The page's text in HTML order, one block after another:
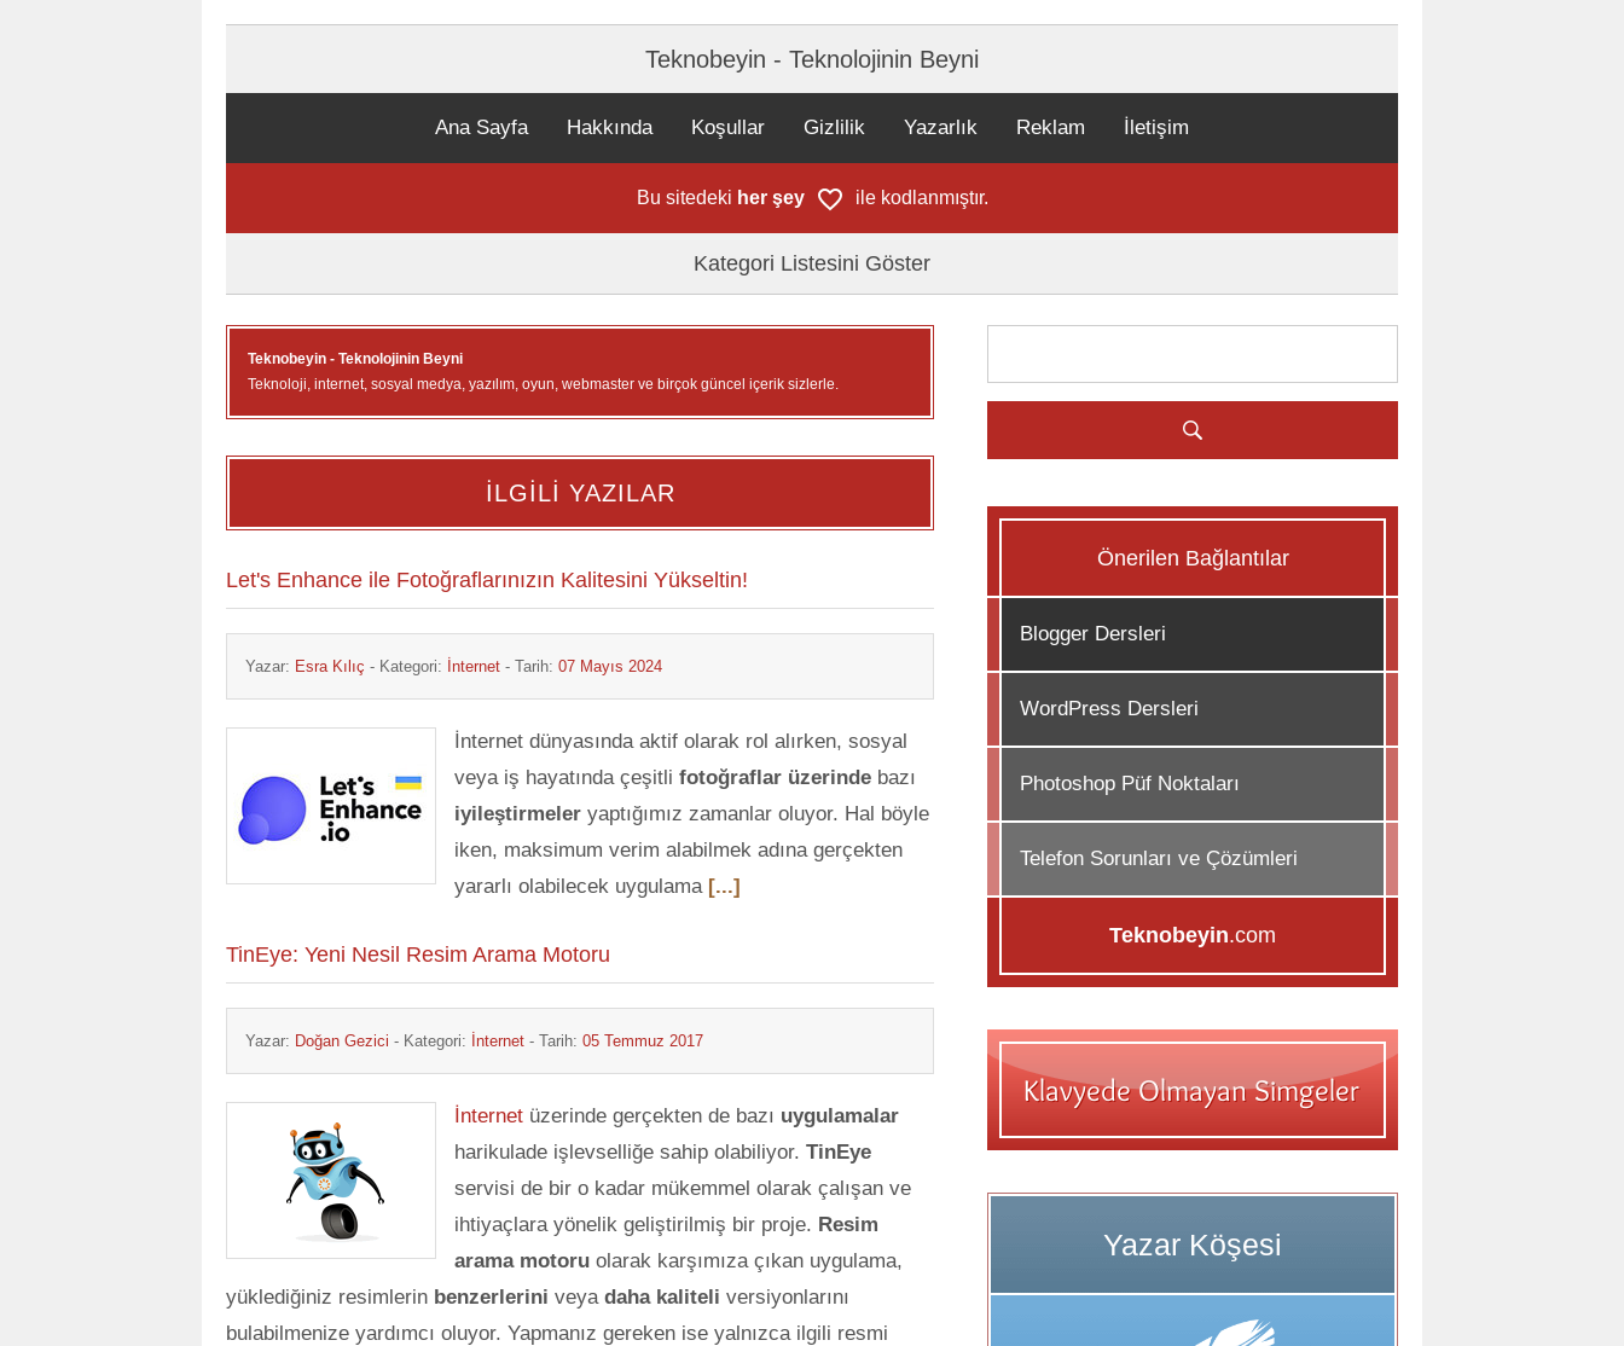
Teknobeyin - Teknolojinin Beyni
Ana Sayfa Hakkında Koşullar Gizlilik Yazarlık Reklam İletişim
Bu sitedeki her şey ile kodlanmıştır.
Kategori Listesini Göster
Teknobeyin - Teknolojinin Beyni
Teknoloji, internet, sosyal medya, yazılım, oyun, webmaster ve birçok güncel içerik sizlerle.
İLGİLİ YAZILAR
Let's Enhance ile Fotoğraflarınızın Kalitesini Yükseltin!
Yazar: Esra Kılıç - Kategori: İnternet - Tarih: 07 Mayıs 2024
İnternet dünyasında aktif olarak rol alırken, sosyal
veya iş hayatında çeşitli fotoğraflar üzerinde bazı
iyileştirmeler yaptığımız zamanlar oluyor. Hal böyle
iken, maksimum verim alabilmek adına gerçekten
yararlı olabilecek uygulama [...]
TinEye: Yeni Nesil Resim Arama Motoru
Yazar: Doğan Gezici - Kategori: İnternet - Tarih: 05 Temmuz 2017
İnternet üzerinde gerçekten de bazı uygulamalar
harikulade işlevselliğe sahip olabiliyor. TinEye
servisi de bir o kadar mükemmel olarak çalışan ve
ihtiyaçlara yönelik geliştirilmiş bir proje. Resim
arama motoru olarak karşımıza çıkan uygulama,
yüklediğiniz resimlerin benzerlerini veya daha kaliteli versiyonlarını
bulabilmenize yardımcı oluyor. Yapmanız gereken ise yalnızca ilgili resmi
Önerilen Bağlantılar
Blogger Dersleri
WordPress Dersleri
Photoshop Püf Noktaları
Telefon Sorunları ve Çözümleri
Teknobeyin.com